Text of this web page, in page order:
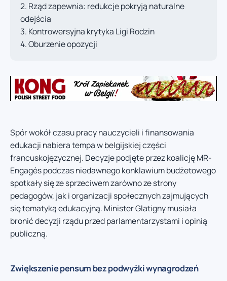
Rząd zapewnia: redukcje pokryją naturalne
odejścia
Kontrowersyjna krytyka Ligi Rodzin
Oburzenie opozycji
Spór wokół czasu pracy nauczycieli i finansowania
edukacji nabiera tempa w belgijskiej części
francuskojęzycznej. Decyzje podjęte przez koalicję MR-
Engagés podczas niedawnego konklawium budżetowego
spotkały się ze sprzeciwem zarówno ze strony
pedagogów, jak i organizacji społecznych zajmujących
się tematyką edukacyjną. Minister Glatigny musiała
bronić decyzji rządu przed parlamentarzystami i opinią
publiczną.
Zwiększenie pensum bez podwyżki wynagrodzeń